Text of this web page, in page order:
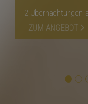
2 Übernachtungen
ZUM ANGEBOT